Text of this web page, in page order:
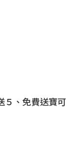
５、免費送寶可